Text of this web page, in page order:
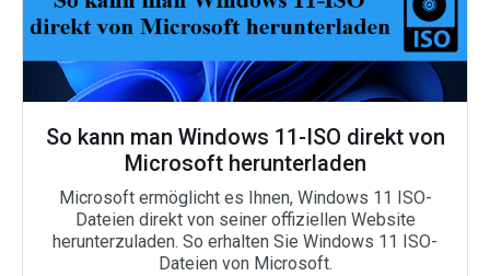
So kann man Windows 11-ISO direkt von
Microsoft herunterladen
Microsoft ermöglicht es Ihnen, Windows 11 ISO-
Dateien direkt von seiner offiziellen Website
herunterzuladen. So erhalten Sie Windows 11 ISO-
Dateien von Microsoft.